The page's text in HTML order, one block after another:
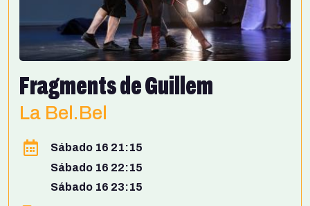
Fragments de Guillem
La Bel.Bel
Sábado 16 21:15
Sábado 16 22:15
Sábado 16 23:15